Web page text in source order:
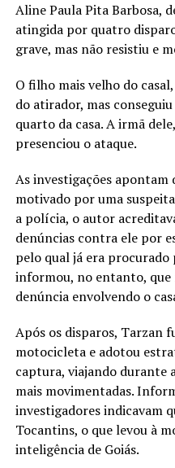
Aline Paula Pita Barbosa,
atingida por quatro
grave, mas não resistiu e
O filho mais velho do
do atirador, mas
quarto da casa. A irmã
presenciou o ataque.
As investigações apontam
motivado por uma
a polícia, o autor
denúncias contra ele por
pelo qual já era procurado
informou, no entanto, que
denúncia envolvendo o
Após os disparos, Tarzan
motocicleta e adotou
captura, viajando durante
mais movimentadas.
investigadores indicavam
Tocantins, o que levou à
inteligência de Goiás.